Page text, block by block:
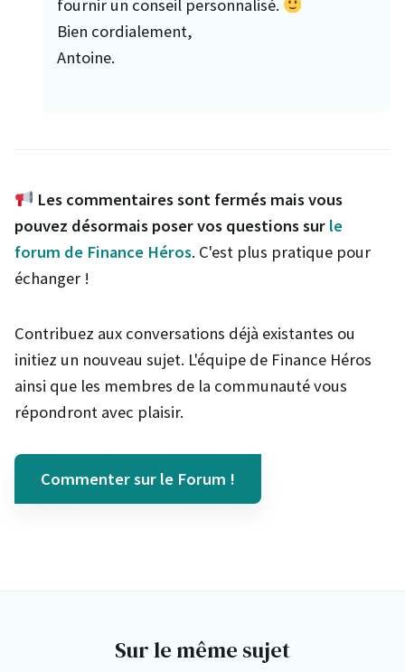
fournir un conseil personnalisé.
Bien cordialement,
Antoine.
Les commentaires sont fermés mais vous
pouvez désormais poser vos questions sur le
forum de Finance Héros. C'est plus pratique pour
échanger !
Contribuez aux conversations déjà existantes ou
initiez un nouveau sujet. L'équipe de Finance Héros
ainsi que les membres de la communauté vous
répondront avec plaisir.
Commenter sur le Forum !
Sur le même sujet